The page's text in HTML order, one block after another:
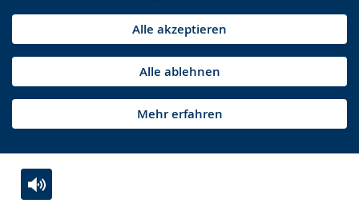
Alle akzeptieren
Alle ablehnen
Mehr erfahren